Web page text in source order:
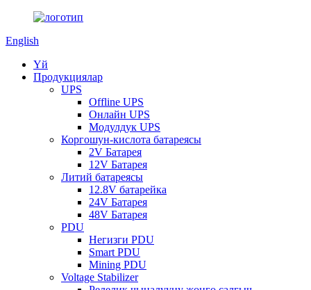
English
Үй
Продукциялар
UPS
Offline UPS
Онлайн UPS
Модулдук UPS
Коргошун-кислота батареясы
2V Батарея
12V Батарея
Литий батареясы
12.8V батарейка
24V Батарея
48V Батарея
PDU
Негизги PDU
Smart PDU
Mining PDU
Voltage Stabilizer